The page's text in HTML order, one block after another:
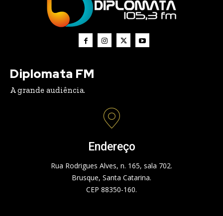
Diplomata FM
A grande audiência.
Endereço
Rua Rodrigues Alves, n. 165, sala 702.
Brusque, Santa Catarina.
CEP 88350-160.